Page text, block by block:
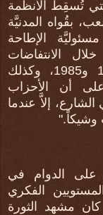
تُسقِط الأنظمة
بقُواه المدنيَّة
الإطاحة
الانتفاضات
الشعبيَّة. وأكرِّر، أن تجربتنا في 1964 و1985، وكذلك
أن الأحزاب
الشارع، إلاَّ عندما
وشيكاً."
على الدوام في
الفكري
كان مشهد الثورة